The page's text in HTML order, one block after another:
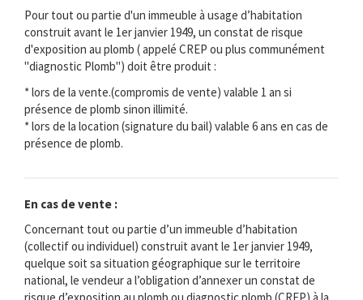
Pour tout ou partie d'un immeuble à usage d’habitation
construit avant le 1er janvier 1949, un constat de risque
d'exposition au plomb ( appelé CREP ou plus communément
"diagnostic Plomb") doit être produit :
* lors de la vente.(compromis de vente) valable 1 an si
présence de plomb sinon illimité.
* lors de la location (signature du bail) valable 6 ans en cas de
présence de plomb.
En cas de vente :
Concernant tout ou partie d’un immeuble d’habitation
(collectif ou individuel) construit avant le 1er janvier 1949,
quelque soit sa situation géographique sur le territoire
national, le vendeur a l’obligation d’annexer un constat de